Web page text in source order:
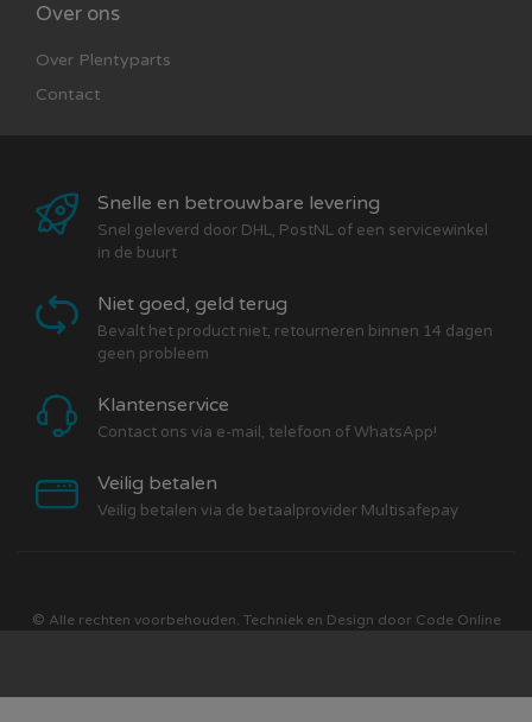
Over ons
Over Plentyparts
Contact
Snelle en betrouwbare levering
Snel geleverd door DHL, PostNL of een servicewinkel
in de buurt
Niet goed, geld terug
Bevalt het product niet, retourneren binnen 14 dagen
geen probleem
Klantenservice
Contact ons via e-mail, telefoon of WhatsApp!
Veilig betalen
Veilig betalen via de betaalprovider Multisafepay
© Alle rechten voorbehouden. Techniek en Design door Code Online